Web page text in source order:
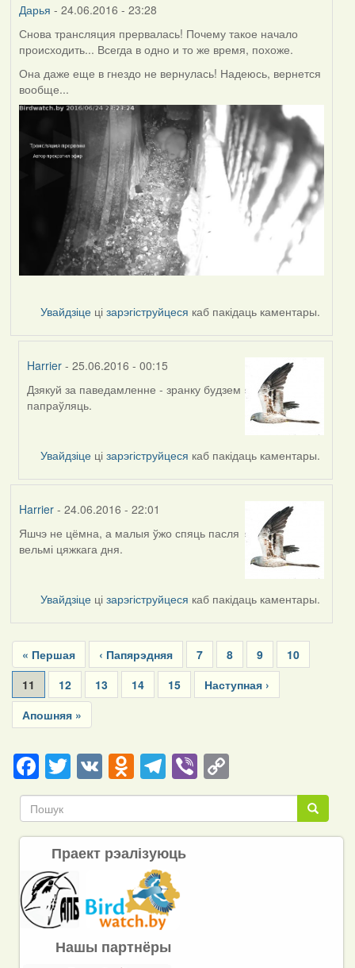
Дарья - 24.06.2016 - 23:28
Снова трансляция прервалась! Почему такое начало
происходить... Всегда в одно и то же время, похоже.
Она даже еще в гнездо не вернулась! Надеюсь, вернется
вообще...
Увайдзіце цізарэгіструйцеся каб пакідаць каментары.
Harrier - 25.06.2016 - 00:15
In
reply
Дарья
Дзякуй за паведамленне - зранку будзем
папраўляць.
Увайдзіце цізарэгіструйцеся каб пакідаць каментары.
Harrier- 24.06.2016 - 22:01
Яшчэ не цёмна, а малыя ўжо спяць пасля
вельмі цяжкага дня.
Увайдзіце цізарэгіструйцеся каб пакідаць каментары.
Pagination
First
page
« Першая
Previous
page
‹ Папярэдняя Page
7 Page
8 Page
9 Page
10
Current
page
11 Page
12 Page
13 Page
14 Page
15
Next
page
Наступная ›
Last
page
Апошняя »
Facebook
Twitter
VKOdnoklassniki
Telegram
ViberCopy
Link Пошук
Пошук
Праект рэалізуюць
Нашы партнёры